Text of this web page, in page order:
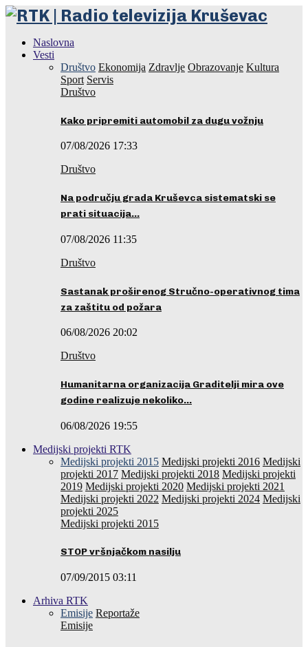
Naslovna
Vesti
Društvo Ekonomija Zdravlje Obrazovanje Kultura
Sport Servis
Društvo
Kako pripremiti automobil za dugu vožnju
07/08/2026 17:33
Društvo
Na području grada Kruševca sistematski se
prati situacija…
07/08/2026 11:35
Društvo
Sastanak proširenog Stručno-operativnog tima
za zaštitu od požara
06/08/2026 20:02
Društvo
Humanitarna organizacija Graditelji mira ove
godine realizuje nekoliko…
06/08/2026 19:55
Medijski projekti RTK
Medijski projekti 2015 Medijski projekti 2016 Medijski
projekti 2017 Medijski projekti 2018 Medijski projekti
2019 Medijski projekti 2020 Medijski projekti 2021
Medijski projekti 2022 Medijski projekti 2024 Medijski
projekti 2025
Medijski projekti 2015
STOP vršnjačkom nasilju
07/09/2015 03:11
Arhiva RTK
Emisije Reportaže
Emisije